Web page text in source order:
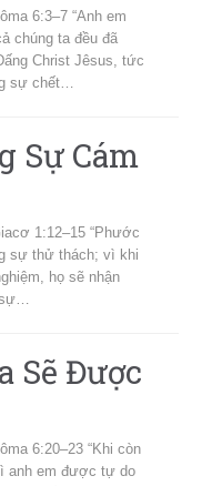
6:3–7 “Anh em
chúng ta đều đã
Christ Jêsus, tức
sự chết…
Sự Cám
1:12–15 “Phước
sự thử thách; vì khi
họ sẽ nhận
Sẽ Được
6:20–23 “Khi còn
anh em được tự do